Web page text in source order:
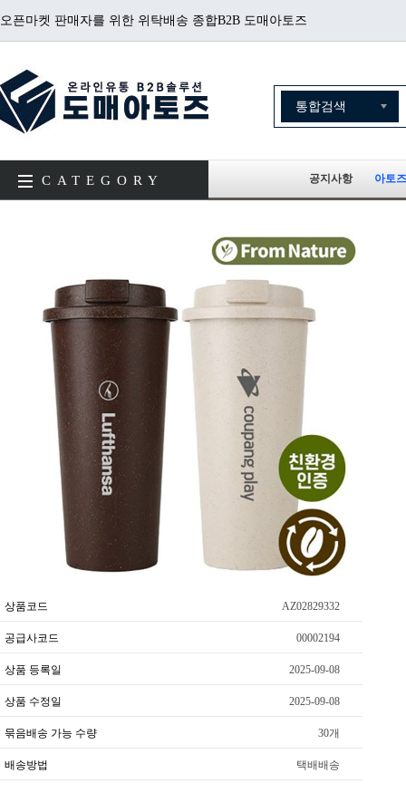
오픈마켓 판매자를 위한 위탁배송 종합B2B 도매아토즈
CATEGORY 공지사항 아토
상품코드 AZ02829332
공급사코드 00002194
상품 등록일 2025-09-08
상품 수정일 2025-09-08
묶음배송 가능 수량 30개
배송방법 택배배송